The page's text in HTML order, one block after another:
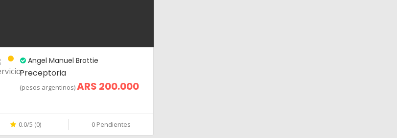
Angel Manuel Brottie
Preceptoria
(pesos argentinos)ARS 200.000
0.0/5 (0) 0 Pendientes